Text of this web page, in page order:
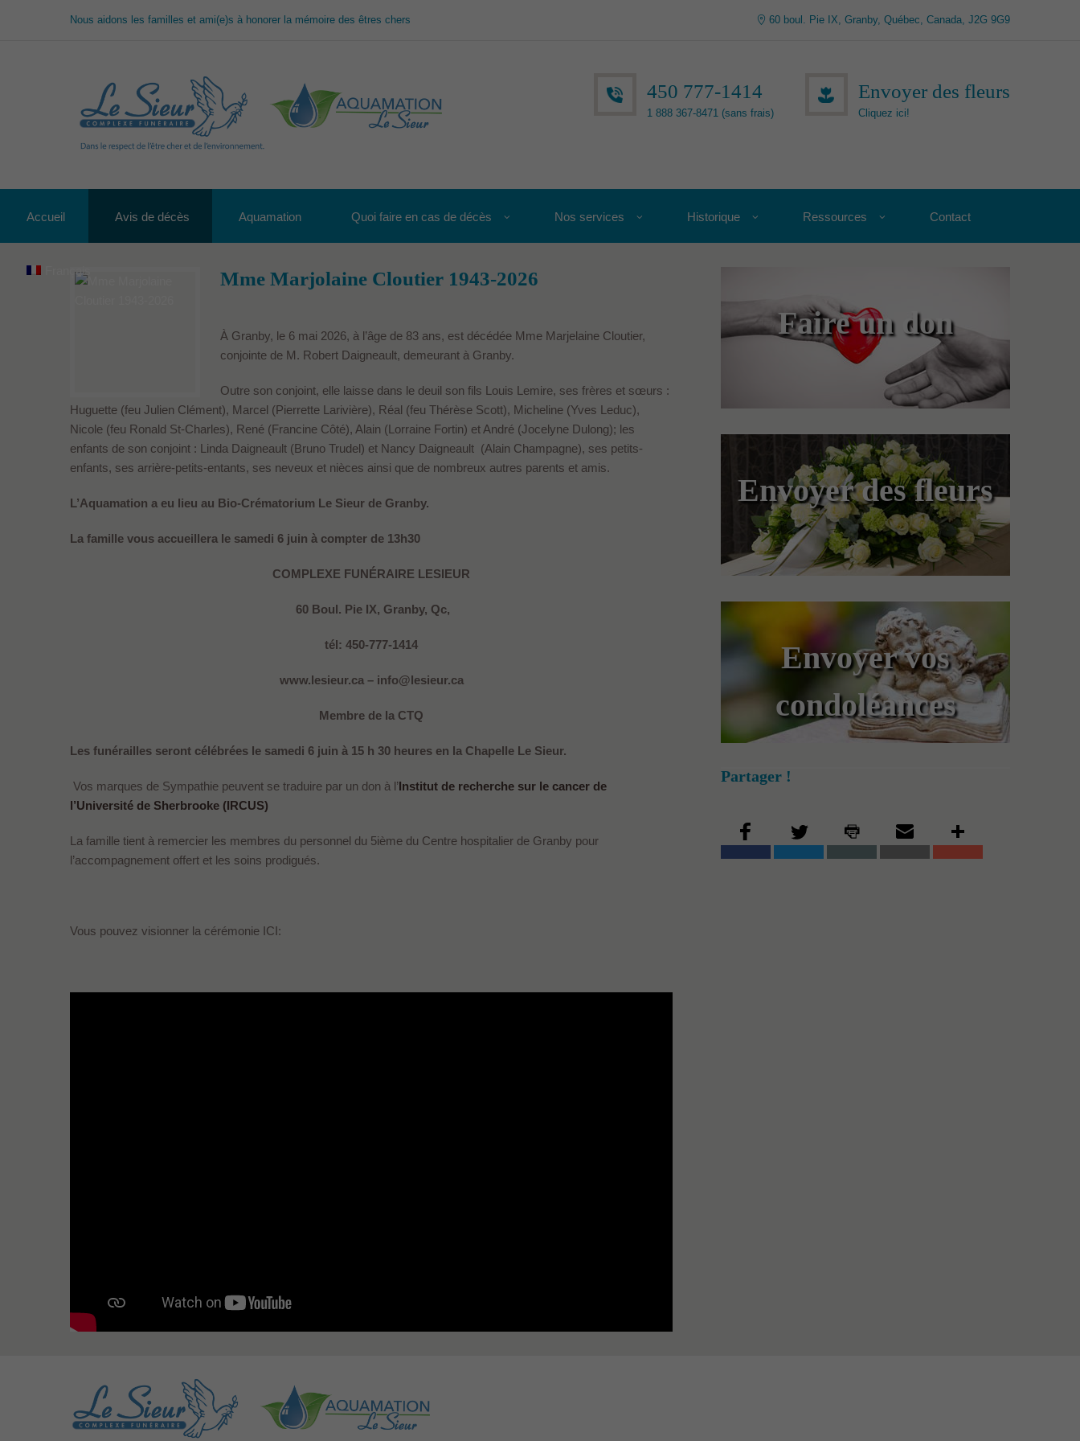
Nous aidons les familles et ami(e)s à honorer la mémoire des êtres chers 60 boul. Pie IX, Granby, Québec, Canada, J2G 9G9
450 777-1414
1 888 367-8471 (sans frais)
Envoyer des fleurs
Cliquez ici!
Accueil Avis de décès Aquamation Quoi faire en cas de décès Nos services Historique Ressources Contact
Français Mme Marjolaine Cloutier 1943-2026
À Granby, le 6 mai 2026, à l’âge de 83 ans, est décédée Mme Marjelaine Cloutier,
conjointe de M. Robert Daigneault, demeurant à Granby.
Outre son conjoint, elle laisse dans le deuil son fils Louis Lemire, ses frères et sœurs :
Huguette (feu Julien Clément), Marcel (Pierrette Larivière), Réal (feu Thérèse Scott), Micheline (Yves Leduc),
Nicole (feu Ronald St-Charles), René (Francine Côté), Alain (Lorraine Fortin) et André (Jocelyne Dulong); les
enfants de son conjoint : Linda Daigneault (Bruno Trudel) et Nancy Daigneault (Alain Champagne), ses petits-
enfants, ses arrière-petits-entants, ses neveux et nièces ainsi que de nombreux autres parents et amis.
L’Aquamation a eu lieu au Bio-Crématorium Le Sieur de Granby.
La famille vous accueillera le samedi 6 juin à compter de 13h30
COMPLEXE FUNÉRAIRE LESIEUR
60 Boul. Pie IX, Granby, Qc,
tél: 450-777-1414
www.lesieur.ca – info@lesieur.ca
Membre de la CTQ
Les funérailles seront célébrées le samedi 6 juin à 15 h 30 heures en la Chapelle Le Sieur.
Vos marques de Sympathie peuvent se traduire par un don à l’Institut de recherche sur le cancer de
l’Université de Sherbrooke (IRCUS)
La famille tient à remercier les membres du personnel du 5ième du Centre hospitalier de Granby pour
l’accompagnement offert et les soins prodigués.
Vous pouvez visionner la cérémonie ICI:
Faire un don
Envoyer des fleurs
Envoyer vos
condoléances
Partager !